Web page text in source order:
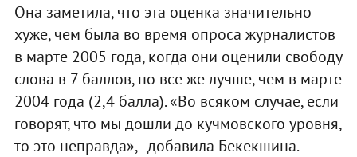
Она заметила, что эта оценка значительно
хуже, чем была во время опроса журналистов
в марте 2005 года, когда они оценили свободу
слова в 7 баллов, но все же лучше, чем в марте
2004 года (2,4 балла). «Во всяком случае, если
говорят, что мы дошли до кучмовского уровня,
то это неправда», - добавила Бекекшина.